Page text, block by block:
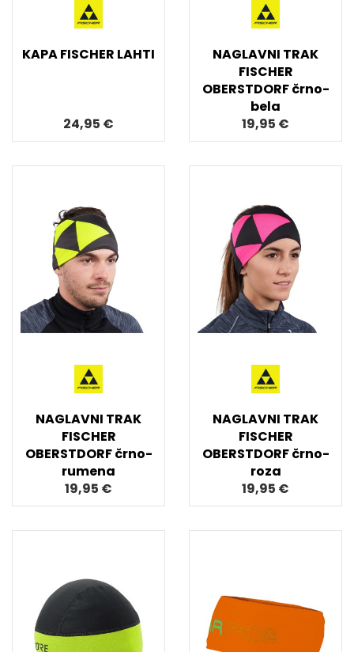
KAPA FISCHER LAHTI
24,95 €
NAGLAVNI TRAK
FISCHER
OBERSTDORF črno-
bela
19,95 €
NAGLAVNI TRAK
FISCHER
OBERSTDORF črno-
rumena
19,95 €
NAGLAVNI TRAK
FISCHER
OBERSTDORF črno-
roza
19,95 €